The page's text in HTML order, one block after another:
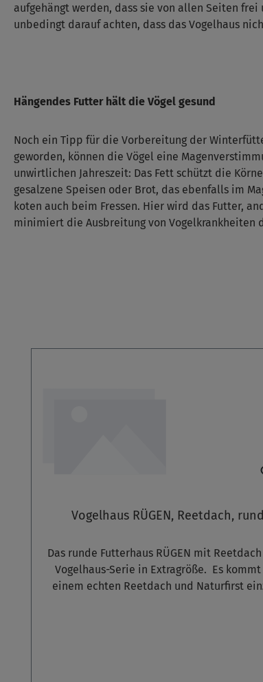
aufgehängt werden, dass sie von allen Seiten
unbedingt darauf achten, dass das Vogelhaus
Hängendes Futter hält die Vögel gesund
Noch ein Tipp für die Vorbereitung der
geworden, können die Vögel eine
unwirtlichen Jahreszeit: Das Fett schützt die
gesalzene Speisen oder Brot, das ebenfalls im
koten auch beim Fressen. Hier wird das Futter,
minimiert die Ausbreitung von Vogelkrankheiten
Vogelhaus RÜGEN, Reetdach, rund
Das runde Futterhaus RÜGEN mit
Vogelhaus-Serie in Extragröße. Es
einem echten Reetdach und Naturfirst